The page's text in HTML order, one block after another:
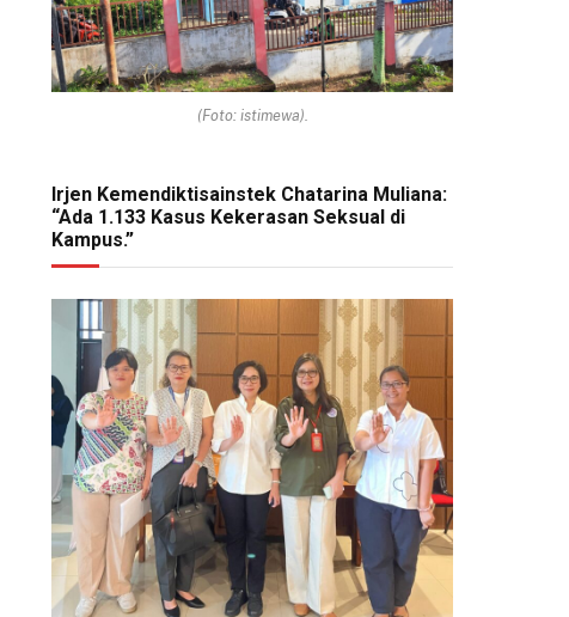
(Foto: istimewa).
Irjen Kemendiktisainstek Chatarina Muliana:
“Ada 1.133 Kasus Kekerasan Seksual di
Kampus.”